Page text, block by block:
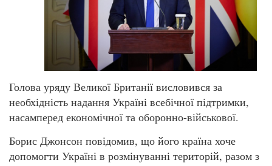
Голова уряду Великої Британії висловився за
необхідність надання Україні всебічної підтримки,
насамперед економічної та оборонно-військової.
Борис Джонсон повідомив, що його країна хоче
допомогти Україні в розмінуванні територій, разом з